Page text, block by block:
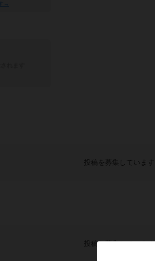
→
投稿を募集しています
投稿を募集しています